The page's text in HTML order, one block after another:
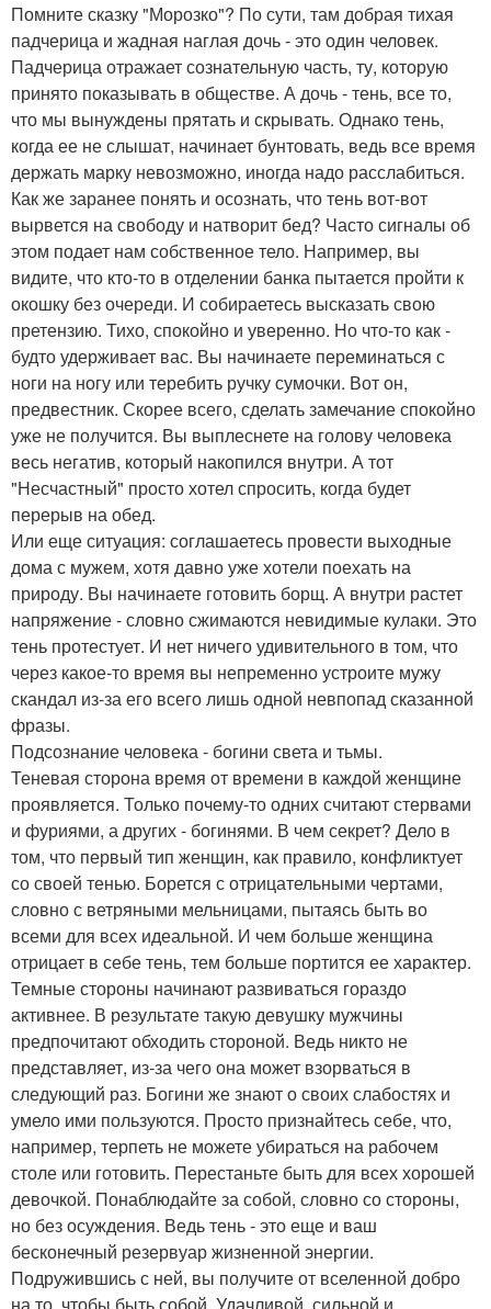
Помните сказку "Морозко"? По сути, там добрая тихая
падчерица и жадная наглая дочь - это один человек.
Падчерица отражает сознательную часть, ту, которую
принято показывать в обществе. А дочь - тень, все то,
что мы вынуждены прятать и скрывать. Однако тень,
когда ее не слышат, начинает бунтовать, ведь все время
держать марку невозможно, иногда надо расслабиться.
Как же заранее понять и осознать, что тень вот-вот
вырвется на свободу и натворит бед? Часто сигналы об
этом подает нам собственное тело. Например, вы
видите, что кто-то в отделении банка пытается пройти к
окошку без очереди. И собираетесь высказать свою
претензию. Тихо, спокойно и уверенно. Но что-то как -
будто удерживает вас. Вы начинаете переминаться с
ноги на ногу или теребить ручку сумочки. Вот он,
предвестник. Скорее всего, сделать замечание спокойно
уже не получится. Вы выплеснете на голову человека
весь негатив, который накопился внутри. А тот
"Несчастный" просто хотел спросить, когда будет
перерыв на обед.
Или еще ситуация: соглашаетесь провести выходные
дома с мужем, хотя давно уже хотели поехать на
природу. Вы начинаете готовить борщ. А внутри растет
напряжение - словно сжимаются невидимые кулаки. Это
тень протестует. И нет ничего удивительного в том, что
через какое-то время вы непременно устроите мужу
скандал из-за его всего лишь одной невпопад сказанной
фразы.
Подсознание человека - богини света и тьмы.
Теневая сторона время от времени в каждой женщине
проявляется. Только почему-то одних считают стервами
и фуриями, а других - богинями. В чем секрет? Дело в
том, что первый тип женщин, как правило, конфликтует
со своей тенью. Борется с отрицательными чертами,
словно с ветряными мельницами, пытаясь быть во
всеми для всех идеальной. И чем больше женщина
отрицает в себе тень, тем больше портится ее характер.
Темные стороны начинают развиваться гораздо
активнее. В результате такую девушку мужчины
предпочитают обходить стороной. Ведь никто не
представляет, из-за чего она может взорваться в
следующий раз. Богини же знают о своих слабостях и
умело ими пользуются. Просто признайтесь себе, что,
например, терпеть не можете убираться на рабочем
столе или готовить. Перестаньте быть для всех хорошей
девочкой. Понаблюдайте за собой, словно со стороны,
но без осуждения. Ведь тень - это еще и ваш
бесконечный резервуар жизненной энергии.
Подружившись с ней, вы получите от вселенной добро